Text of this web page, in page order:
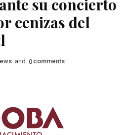
su concierto
cenizas del
and 0 comments